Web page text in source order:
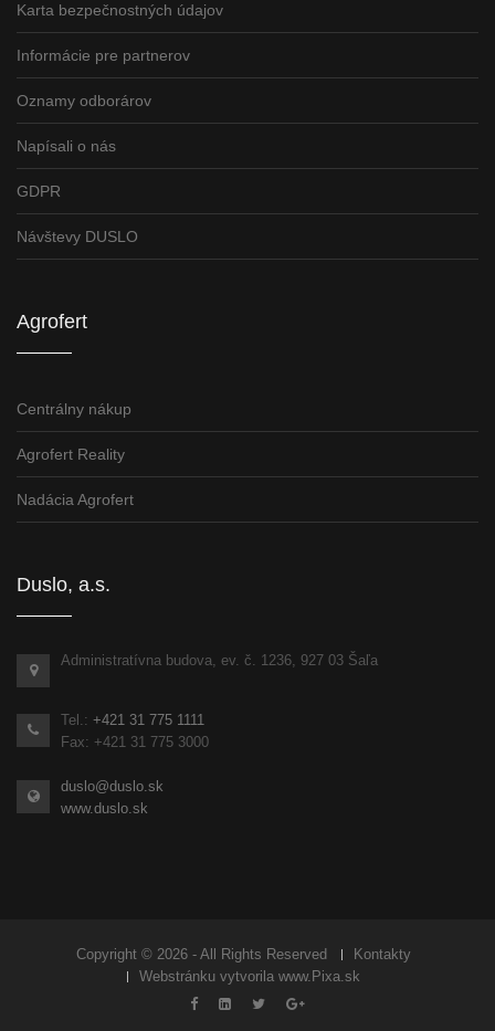
Karta bezpečnostných údajov
Informácie pre partnerov
Oznamy odborárov
Napísali o nás
GDPR
Návštevy DUSLO
Agrofert
Centrálny nákup
Agrofert Reality
Nadácia Agrofert
Duslo, a.s.
Administratívna budova, ev. č. 1236, 927 03 Šaľa
Tel.: +421 31 775 1111
Fax: +421 31 775 3000
duslo@duslo.sk
www.duslo.sk
Copyright © 2026 - All Rights Reserved
Kontakty
Webstránku vytvorila www.Pixa.sk